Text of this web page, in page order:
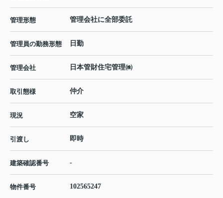
管理形態 管理会社に全部委託
管理員の勤務形態 日勤
管理会社 日本管財住宅管理㈱
取引態様 仲介
現況 空家
引渡し 即時
建築確認番号 -
物件番号 102565247